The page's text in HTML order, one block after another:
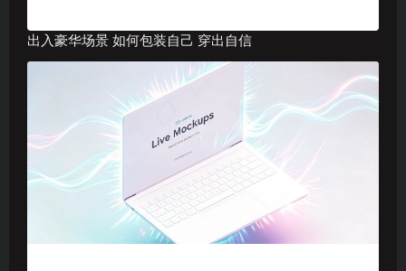
出入豪华场景 如何包装自己 穿出自信